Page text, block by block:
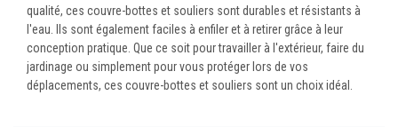
qualité, ces couvre-bottes et souliers sont durables et résistants à
l'eau. Ils sont également faciles à enfiler et à retirer grâce à leur
conception pratique. Que ce soit pour travailler à l'extérieur, faire du
jardinage ou simplement pour vous protéger lors de vos
déplacements, ces couvre-bottes et souliers sont un choix idéal.